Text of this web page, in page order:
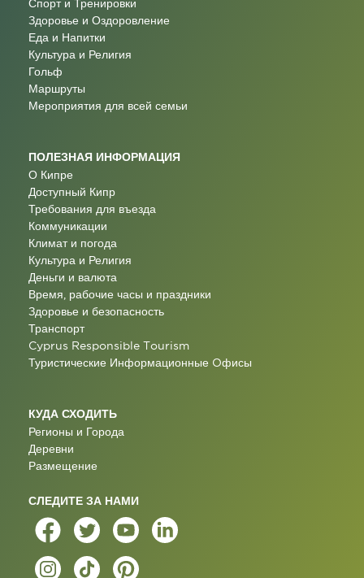
Спорт и Тренировки
Здоровье и Оздоровление
Еда и Напитки
Культура и Религия
Гольф
Маршруты
Мероприятия для всей семьи
ПОЛЕЗНАЯ ИНФОРМАЦИЯ
О Кипре
Доступный Кипр
Требования для въезда
Коммуникации
Климат и погода
Культура и Религия
Деньги и валюта
Время, рабочие часы и праздники
Здоровье и безопасность
Транспорт
Cyprus Responsible Tourism
Туристические Информационные Oфисы
КУДА СХОДИТЬ
Регионы и Города
Деревни
Размещение
СЛЕДИТЕ ЗА НАМИ